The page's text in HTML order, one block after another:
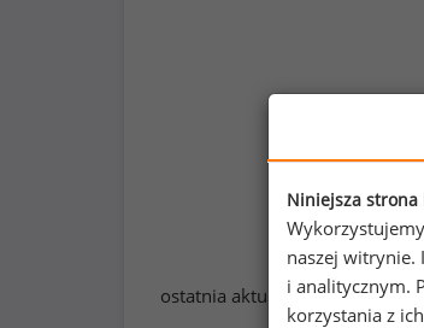
ostatnia aktualizacja:styczeń
Niniejsza strona
naszej witrynie.
i analitycznym.
korzystania z ich